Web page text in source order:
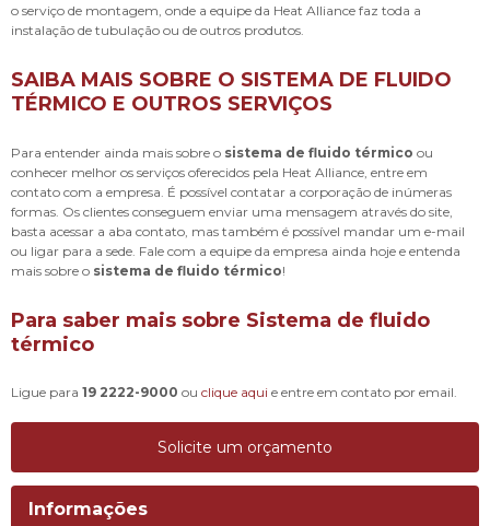
o serviço de montagem, onde a equipe da Heat Alliance faz toda a
instalação de tubulação ou de outros produtos.
SAIBA MAIS SOBRE O SISTEMA DE FLUIDO
TÉRMICO E OUTROS SERVIÇOS
Para entender ainda mais sobre o sistema de fluido térmico ou
conhecer melhor os serviços oferecidos pela Heat Alliance, entre em
contato com a empresa. É possível contatar a corporação de inúmeras
formas. Os clientes conseguem enviar uma mensagem através do site,
basta acessar a aba contato, mas também é possível mandar um e-mail
ou ligar para a sede. Fale com a equipe da empresa ainda hoje e entenda
mais sobre o sistema de fluido térmico!
Para saber mais sobre Sistema de fluido
térmico
Ligue para 19 2222-9000 ou clique aqui e entre em contato por email.
Solicite um orçamento
Informações